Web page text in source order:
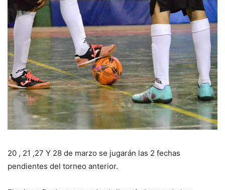
20 , 21 ,27 Y 28 de marzo se jugarán las 2 fechas
pendientes del torneo anterior.